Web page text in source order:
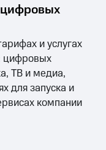
и услугах
цифровых
ТВ и медиа,
для запуска и
компании